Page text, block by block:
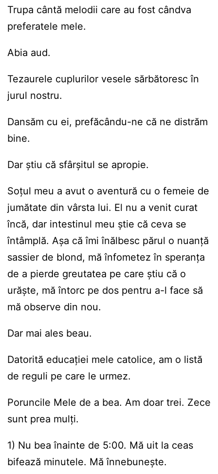
Trupa cântă melodii care au fost cândva
preferatele mele.
Abia aud.
Tezaurele cuplurilor vesele sărbătoresc în
jurul nostru.
Dansăm cu ei, prefăcându-ne că ne distrăm
bine.
Dar știu că sfârșitul se apropie.
Soțul meu a avut o aventură cu o femeie de
jumătate din vârsta lui. El nu a venit curat
încă, dar intestinul meu știe că ceva se
întâmplă. Așa că îmi înălbesc părul o nuanță
sassier de blond, mă înfometez în speranța
de a pierde greutatea pe care știu că o
urăște, mă întorc pe dos pentru a-l face să
mă observe din nou.
Dar mai ales beau.
Datorită educației mele catolice, am o listă
de reguli pe care le urmez.
Poruncile Mele de a bea. Am doar trei. Zece
sunt prea mulți.
1) Nu bea înainte de 5:00. Mă uit la ceas
bifează minutele. Mă înnebunește.